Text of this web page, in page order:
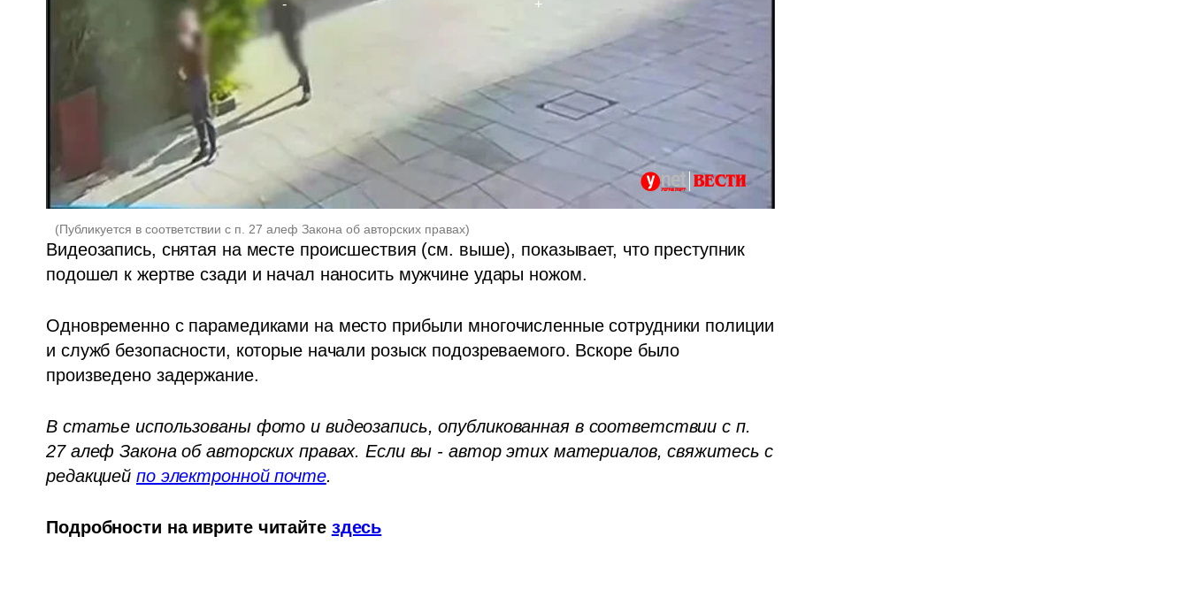
(Публикуется в соответствии с п. 27 алеф Закона об авторских правах)
Видеозапись, снятая на месте происшествия (см. выше), показывает, что преступник
подошел к жертве сзади и начал наносить мужчине удары ножом.
Одновременно с парамедиками на место прибыли многочисленные сотрудники полиции
и служб безопасности, которые начали розыск подозреваемого. Вскоре было
произведено задержание.
В статье использованы фото и видеозапись, опубликованная в соответствии с п.
27 алеф Закона об авторских правах. Если вы - автор этих материалов, свяжитесь с
редакцией по электронной почте.
Подробности на иврите читайте здесь